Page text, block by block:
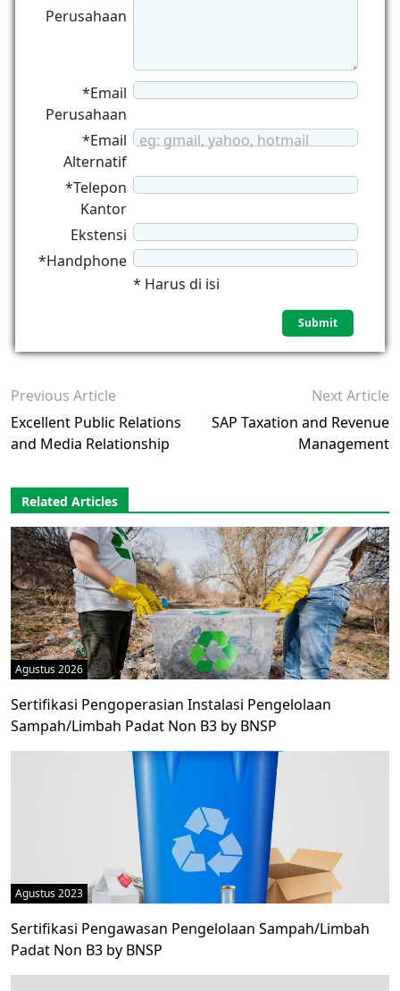
Perusahaan
*Email
Perusahaan
*Email
Alternatif
eg: gmail, yahoo, hotmail
*Telepon
Kantor
Ekstensi
*Handphone
* Harus di isi
Previous Article
Excellent Public Relations
and Media Relationship
Next Article
SAP Taxation and Revenue
Management
Related Articles
Agustus 2026
Sertifikasi Pengoperasian Instalasi Pengelolaan
Sampah/Limbah Padat Non B3 by BNSP
Agustus 2023
Sertifikasi Pengawasan Pengelolaan Sampah/Limbah
Padat Non B3 by BNSP